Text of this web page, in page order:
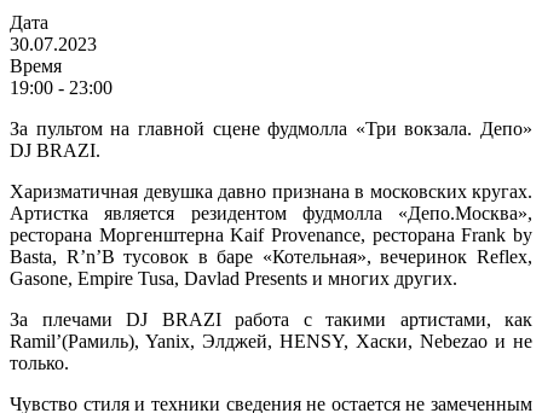
Дата
30.07.2023
Время
19:00 - 23:00
За пультом на главной сцене фудмолла «Три вокзала. Депо»
DJ BRAZI.
Харизматичная девушка давно признана в московских кругах.
Артистка является резидентом фудмолла «Депо.Москва»,
ресторана Моргенштерна Kaif Provenance, ресторана Frank by
Basta, R’n’B тусовок в баре «Котельная», вечеринок Reflex,
Gasone, Empire Tusa, Davlad Presents и многих других.
За плечами DJ BRAZI работа с такими артистами, как
Ramil’(Рамиль), Yanix, Элджей, HENSY, Хаски, Nebezao и не
только.
Чувство стиля и техники сведения не остается не замеченным